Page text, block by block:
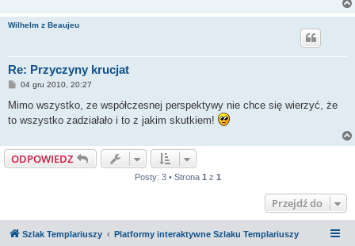
Wilhelm z Beaujeu
Re: Przyczyny krucjat
P
s
04 gru 2010, 20:27
Mimo wszystko, ze współczesnej perspektywy nie chce się wierzyć, że
to wszystko zadziałało i to z jakim skutkiem!
ODPOWIEDZ
Posty: 3 • Strona 1 z 1
Przejdź do
Szlak Templariuszy Platformy interaktywne Szlaku Templariuszy